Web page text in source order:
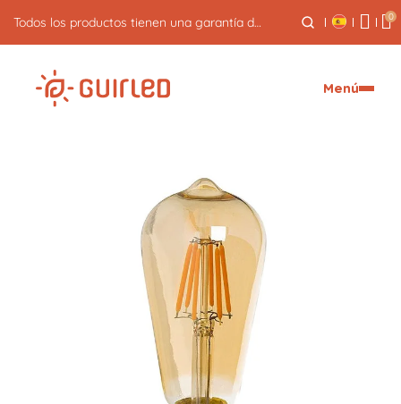
5% de reembolso en sus pedidos
0
Menú